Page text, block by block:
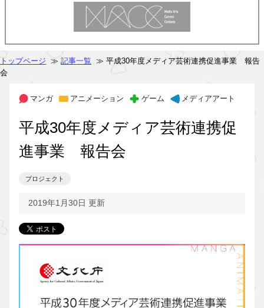
トップページ ≫ 記事一覧 ≫ 平成30年度メディア芸術連携促進事業 報告
会
マンガ アニメーション ゲーム メディアアート
平成30年度メディア芸術連携促
進事業 報告会
プロジェクト
2019年1月30日 更新